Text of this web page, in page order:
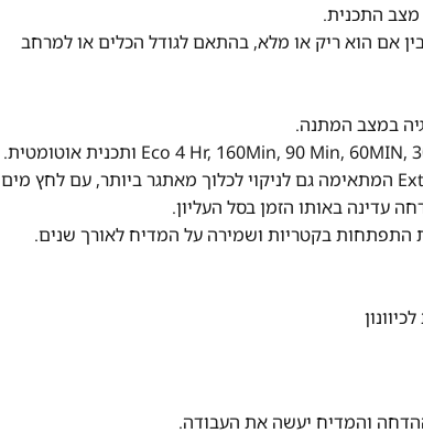
אם הוא ריק או מלא, בהתאם לגודל הכלים או למרחב
אופציות הדחה: Extra Silent, Glass Care ותכנית מיוחדת Extra power המתאימה גם לניקוי לכלוך מאתגר ביותר, עם לחץ מים